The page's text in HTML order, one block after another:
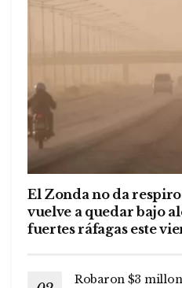
El Zonda no da
vuelve a quedar bajo
fuertes ráfagas este
Robaron $3